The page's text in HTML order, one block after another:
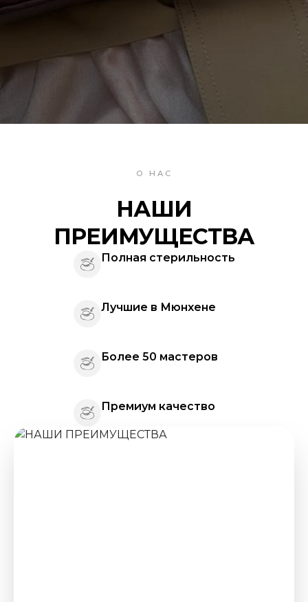
О НАС
НАШИ
ПРЕИМУЩЕСТВА
Полная стерильность
Лучшие в Мюнхене
Более 50 мастеров
Премиум качество